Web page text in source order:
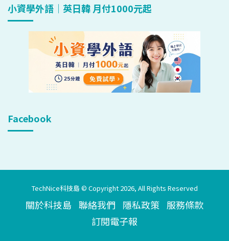
小資學外語｜英日韓 月付1000元起
Facebook
TechNice科技島 © Copyright 2026, All Rights Reserved
關於科技島 聯絡我們 隱私政策 服務條款
訂閱電子報